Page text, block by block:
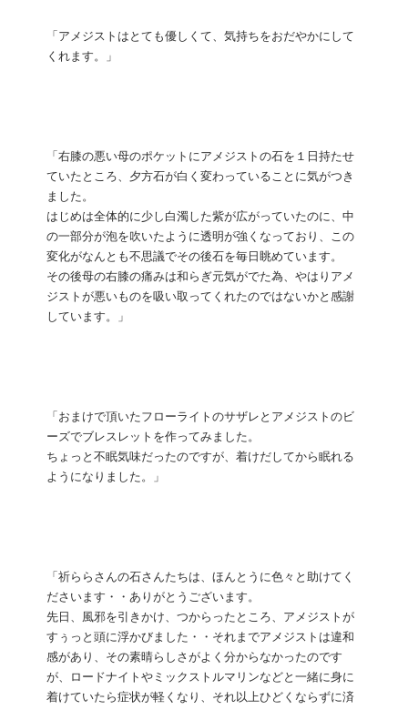
「アメジストはとても優しくて、気持ちをおだやかにして
くれます。」
「右膝の悪い母のポケットにアメジストの石を１日持たせ
ていたところ、夕方石が白く変わっていることに気がつき
ました。
はじめは全体的に少し白濁した紫が広がっていたのに、中
の一部分が泡を吹いたように透明が強くなっており、この
変化がなんとも不思議でその後石を毎日眺めています。
その後母の右膝の痛みは和らぎ元気がでた為、やはりアメ
ジストが悪いものを吸い取ってくれたのではないかと感謝
しています。」
「おまけで頂いたフローライトのサザレとアメジストのビ
ーズでブレスレットを作ってみました。
ちょっと不眠気味だったのですが、着けだしてから眠れる
ようになりました。」
「祈ららさんの石さんたちは、ほんとうに色々と助けてく
ださいます・・ありがとうございます。
先日、風邪を引きかけ、つからったところ、アメジストが
すぅっと頭に浮かびました・・それまでアメジストは違和
感があり、その素晴らしさがよく分からなかったのです
が、ロードナイトやミックストルマリンなどと一緒に身に
着けていたら症状が軽くなり、それ以上ひどくならずに済